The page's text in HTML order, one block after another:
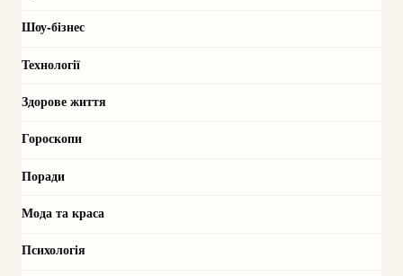
Шоу-бізнес
Технології
Здорове життя
Гороскопи
Поради
Мода та краса
Психологія